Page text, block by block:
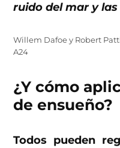
ruido del mar y
Willem Dafoe y Robert
A24
¿Y cómo
de ensueño?
Todos pueden